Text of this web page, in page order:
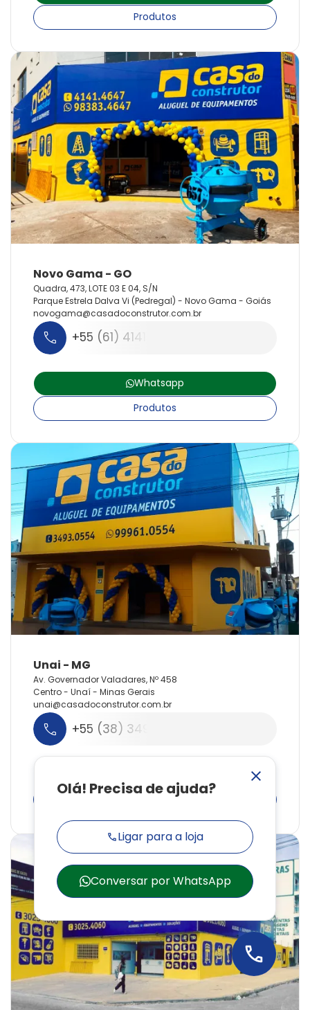
Produtos
Quadra, 473, LOTE 03 E 04, S/N
Parque Estrela Dalva Vi (Pedregal) - Novo Gama - Goiás
novogama@casadoconstrutor.com.br
+55 (61) 4141-4647
Whatsapp
Produtos
Av. Governador Valadares, Nº 458
Centro - Unaí - Minas Gerais
unai@casadoconstrutor.com.br
+55 (38) 3493-0554
Produtos